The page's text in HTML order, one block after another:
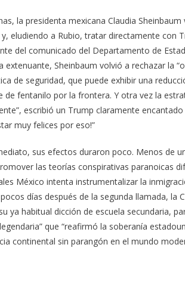
la presidenta mexicana Claudia
eludiendo a Rubio, tratar directamente con
del comunicado del Departamento de
Sheinbaum volvió a rechazar la
de seguridad, que puede exhibir una
de fentanilo por la frontera. Y otra vez la
escribió un Trump claramente
muy felices por eso!”
sus efectos duraron poco. Menos de
las teorías conspirativas paranoicas
México intenta instrumentalizar la
días después de la segunda llamada, la
ya habitual dicción de escuela secundaria,
que “reafirmó la soberanía
continental sin parangón en el mundo